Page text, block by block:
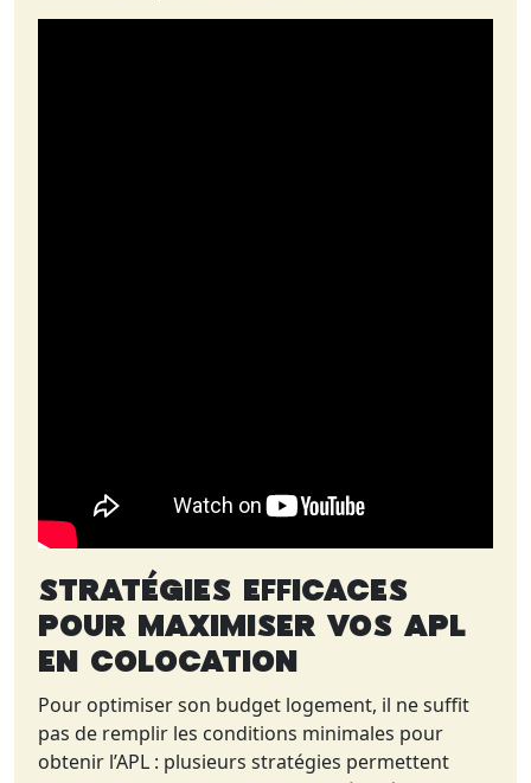
Stratégies efficaces
pour maximiser vos APL
en colocation
Pour optimiser son budget logement, il ne suffit
pas de remplir les conditions minimales pour
obtenir l’APL : plusieurs stratégies permettent